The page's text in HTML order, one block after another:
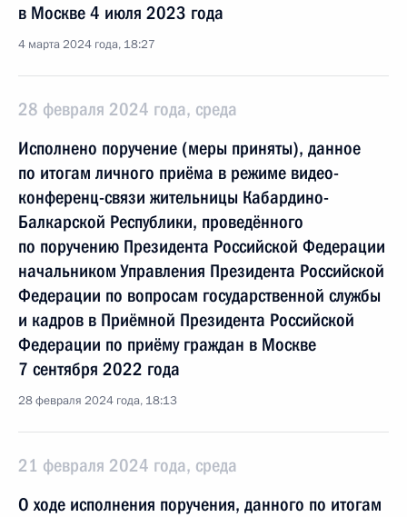
в Москве 4 июля 2023 года
4 марта 2024 года, 18:27
28 февраля 2024 года, среда
Исполнено поручение (меры приняты), данное
по итогам личного приёма в режиме видео-
конференц-связи жительницы Кабардино-
Балкарской Республики, проведённого
по поручению Президента Российской Федерации
начальником Управления Президента Российской
Федерации по вопросам государственной службы
и кадров в Приёмной Президента Российской
Федерации по приёму граждан в Москве
7 сентября 2022 года
28 февраля 2024 года, 18:13
21 февраля 2024 года, среда
О ходе исполнения поручения, данного по итогам